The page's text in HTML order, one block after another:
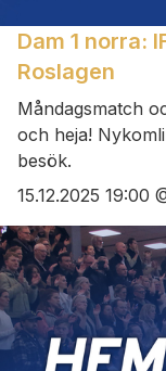
Dam 1 norra:
Roslagen
Måndagsmatch
och heja!
besök.
15.12.2025 19:00